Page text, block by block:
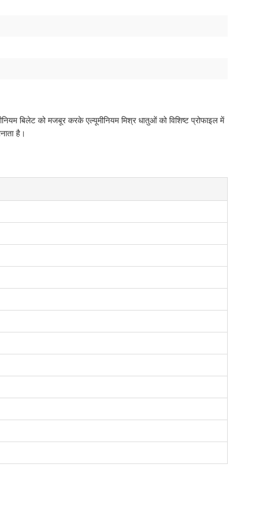
बिलेट को मजबूर करके एल्यूमीनियम मिश्र धातुओं को विशिष्ट प्रोफाइल में
है।